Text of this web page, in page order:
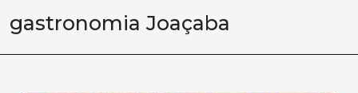
gastronomia Joaçaba